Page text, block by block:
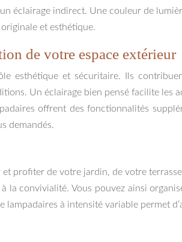
éclairage indirect. Une couleur de
et esthétique.
de votre espace extérieur
esthétique et sécuritaire. Ils
Un éclairage bien pensé facilite
offrent des fonctionnalités
demandés.
profiter de votre jardin, de votre
convivialité. Vous pouvez ainsi
à intensité variable permet